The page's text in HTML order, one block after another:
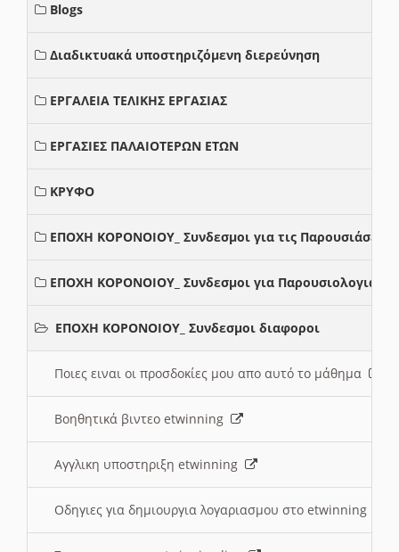
Blogs
Διαδικτυακά υποστηριζόμενη διερεύνηση
ΕΡΓΑΛΕΙΑ ΤΕΛΙΚΗΣ ΕΡΓΑΣΙΑΣ
ΕΡΓΑΣΙΕΣ ΠΑΛΑΙΟΤΕΡΩΝ ΕΤΩΝ
ΚΡΥΦΟ
ΕΠΟΧΗ ΚΟΡΟΝΟΙΟΥ_ Συνδεσμοι για τις Παρουσιάσεις
ΕΠΟΧΗ ΚΟΡΟΝΟΙΟΥ_ Συνδεσμοι για Παρουσιολογια
ΕΠΟΧΗ ΚΟΡΟΝΟΙΟΥ_ Συνδεσμοι διαφοροι
Ποιες ειναι οι προσδοκίες μου απο αυτό το μάθημα
Βοηθητικά βιντεο etwinning
Αγγλικη υποστηριξη etwinning
Οδηγιες για δημιουργια λογαριασμου στο etwinning